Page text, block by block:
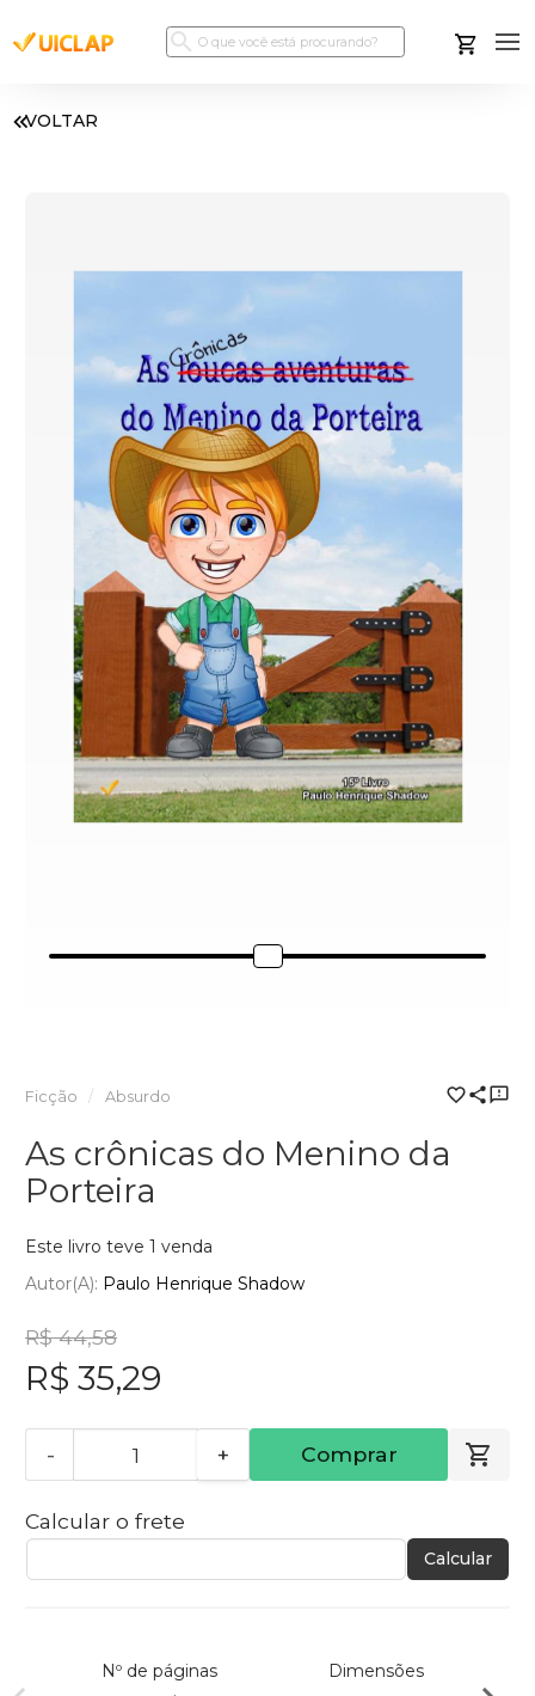
VOLTAR
Ficção Absurdo
As crônicas do Menino da
Porteira
Este livro teve 1 venda
Autor(a): Paulo Henrique Shadow
R$ 44,58
R$ 35,29
- + Comprar
Calcular o frete
Calcular
Nº de páginas Dimensões